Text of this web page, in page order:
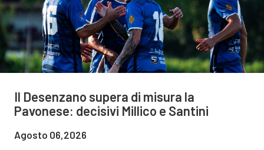
Il Desenzano supera di misura la
Pavonese: decisivi Millico e Santini
Agosto 06,2026